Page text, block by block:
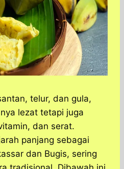
telur, dan gula,
lezat tetapi juga
dan serat.
panjang sebagai
dan Bugis, sering